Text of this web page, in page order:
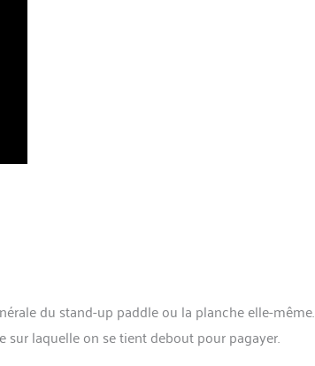
du stand-up paddle ou la planche elle-même.
laquelle on se tient debout pour pagayer.